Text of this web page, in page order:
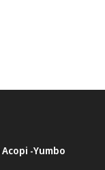
-Yumbo